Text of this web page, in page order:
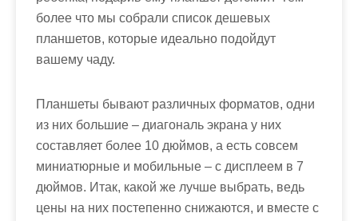
более что мы собрали список дешевых
планшетов, которые идеально подойдут
вашему чаду.
Планшеты бывают различных форматов, одни
из них большие – диагональ экрана у них
составляет более 10 дюймов, а есть совсем
миниатюрные и мобильные – с дисплеем в 7
дюймов. Итак, какой же лучше выбрать, ведь
цены на них постепенно снижаются, и вместе с